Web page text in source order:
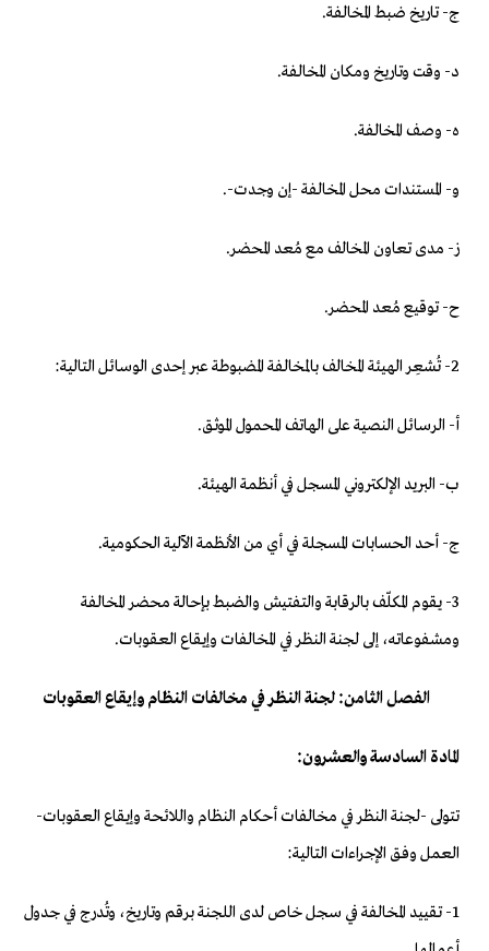
‌ج- تاريخ ضبط المخالفة.
‌د- وقت وتاريخ ومكان المخالفة.
‌ه- وصف المخالفة.
‌و- المستندات محل المخالفة -إن وجدت-.
‌ز- مدى تعاون المخالف مع مُعد المحضر.
‌ح- توقيع مُعد المحضر.
2- تُشعِر الهيئة المخالف بالمخالفة المضبوطة عبر إحدى الوسائل التالية:
‌أ- الرسائل النصية على الهاتف المحمول الموثق.
‌ب- البريد الإلكتروني المسجل في أنظمة الهيئة.
‌ج- أحد الحسابات المسجلة في أي من الأنظمة الآلية الحكومية.
3- يقوم المكلّف بالرقابة والتفتيش والضبط بإحالة محضر المخالفة
ومشفوعاته، إلى لجنة النظر في المخالفات وإيقاع العقوبات.
الفصل الثامن: لجنة النظر في مخالفات النظام وإيقاع العقوبات
المادة السادسة والعشرون:
تتولى -لجنة النظر في مخالفات أحكام النظام واللائحة وإيقاع العقوبات-
العمل وفق الإجراءات التالية:
1- تقييد المخالفة في سجل خاص لدى اللجنة برقم وتاريخ، وتُدرج في جدول